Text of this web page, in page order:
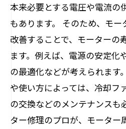
本来必要とする電圧や電流の
もあります。 そのため、モ
改善することで、モーターの
ます。例えば、電源の安定化
の最適化などが考えられます
や使い方によっては、冷却フ
の交換などのメンテナンスも
ター修理のプロが、モーター